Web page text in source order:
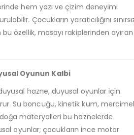
hem yazı ve çizim deneyimi
Çocukların yaratıcılığını
özellik, masayı rakiplerinden ayıran
Oyunun Kalbi
hazne, duyusal oyunlar için
Su boncuğu, kinetik kum,
materyalleri bu haznelerde
oyunlar; çocukların ince motor